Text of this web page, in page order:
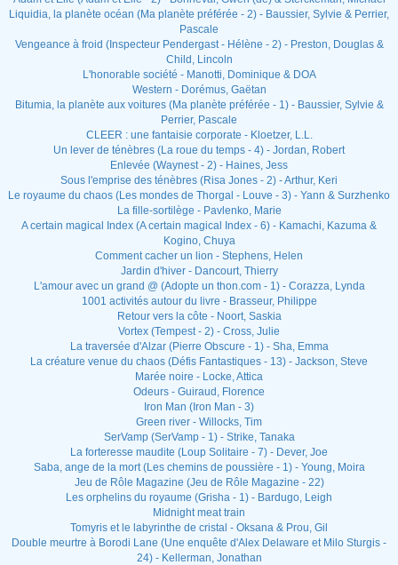
Liquidia, la planète océan (Ma planète préférée - 2) - Baussier, Sylvie & Perrier,
Pascale
Vengeance à froid (Inspecteur Pendergast - Hélène - 2) - Preston, Douglas &
Child, Lincoln
L'honorable société - Manotti, Dominique & DOA
Western - Dorémus, Gaëtan
Bitumia, la planète aux voitures (Ma planète préférée - 1) - Baussier, Sylvie &
Perrier, Pascale
CLEER : une fantaisie corporate - Kloetzer, L.L.
Un lever de ténèbres (La roue du temps - 4) - Jordan, Robert
Enlevée (Waynest - 2) - Haines, Jess
Sous l'emprise des ténèbres (Risa Jones - 2) - Arthur, Keri
Le royaume du chaos (Les mondes de Thorgal - Louve - 3) - Yann & Surzhenko
La fille-sortilège - Pavlenko, Marie
A certain magical Index (A certain magical Index - 6) - Kamachi, Kazuma &
Kogino, Chuya
Comment cacher un lion - Stephens, Helen
Jardin d'hiver - Dancourt, Thierry
L'amour avec un grand @ (Adopte un thon.com - 1) - Corazza, Lynda
1001 activités autour du livre - Brasseur, Philippe
Retour vers la côte - Noort, Saskia
Vortex (Tempest - 2) - Cross, Julie
La traversée d'Alzar (Pierre Obscure - 1) - Sha, Emma
La créature venue du chaos (Défis Fantastiques - 13) - Jackson, Steve
Marée noire - Locke, Attica
Odeurs - Guiraud, Florence
Iron Man (Iron Man - 3)
Green river - Willocks, Tim
SerVamp (SerVamp - 1) - Strike, Tanaka
La forteresse maudite (Loup Solitaire - 7) - Dever, Joe
Saba, ange de la mort (Les chemins de poussière - 1) - Young, Moira
Jeu de Rôle Magazine (Jeu de Rôle Magazine - 22)
Les orphelins du royaume (Grisha - 1) - Bardugo, Leigh
Midnight meat train
Tomyris et le labyrinthe de cristal - Oksana & Prou, Gil
Double meurtre à Borodi Lane (Une enquête d'Alex Delaware et Milo Sturgis -
24) - Kellerman, Jonathan